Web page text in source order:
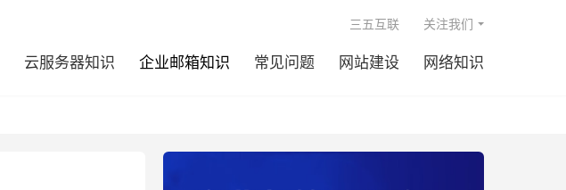
云服务器知识 企业邮箱知识 常见问题 网站建设 网络知识
三五互联 关注我们